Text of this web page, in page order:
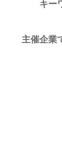
キー
主催企業